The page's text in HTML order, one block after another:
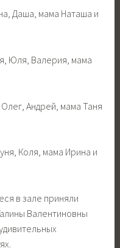
Даша, мама Наташа и
Юля, Валерия, мама
Андрей, мама Таня
Коля, мама Ирина и
в зале приняли
Валентиновны